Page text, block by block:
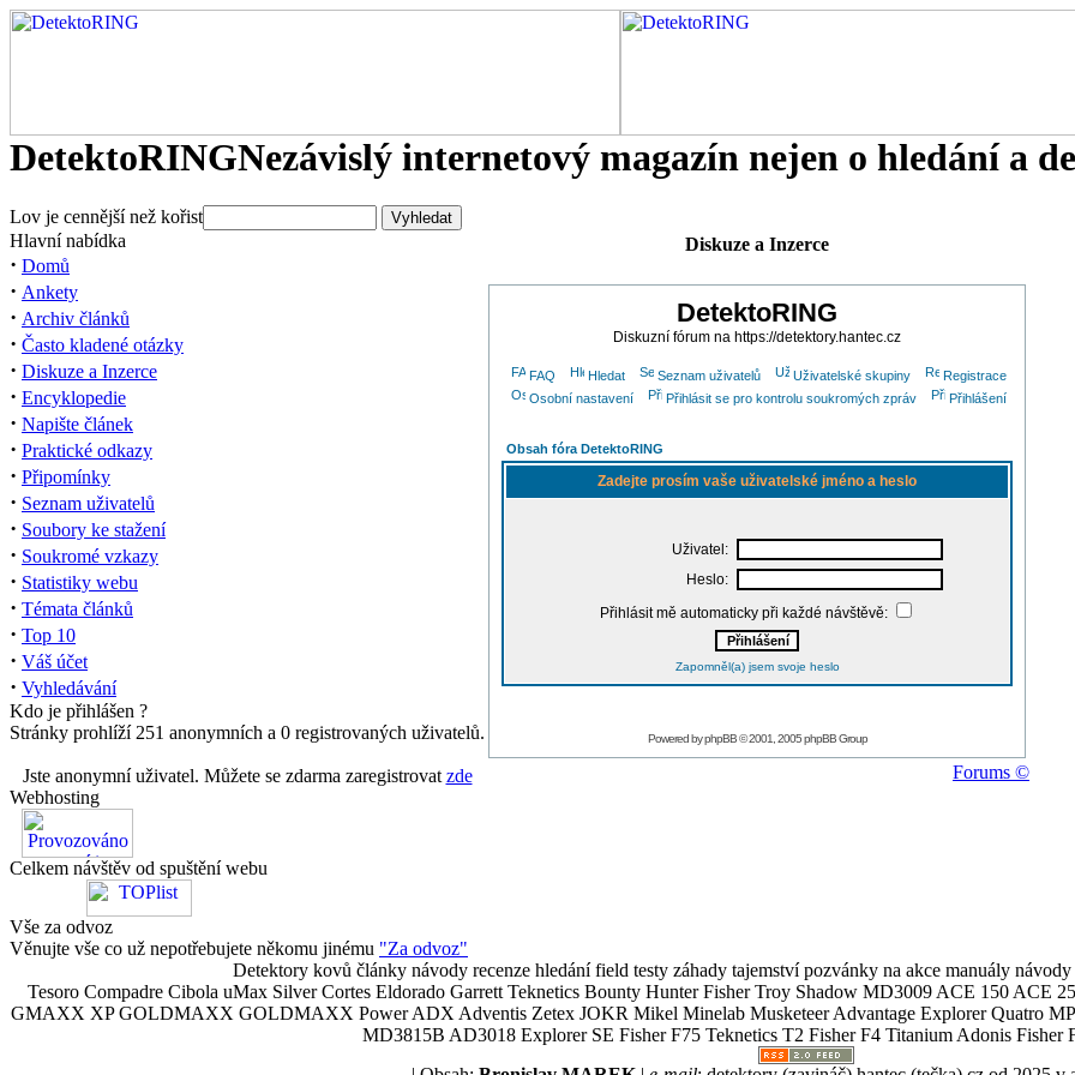
DetektoRINGNezávislý internetový magazín nejen o hledání a
Lov je cennější než kořist
Hlavní nabídka
· Domů
· Ankety
· Archiv článků
· Často kladené otázky
· Diskuze a Inzerce
· Encyklopedie
· Napište článek
· Praktické odkazy
· Připomínky
· Seznam uživatelů
· Soubory ke stažení
· Soukromé vzkazy
· Statistiky webu
· Témata článků
· Top 10
· Váš účet
· Vyhledávání
Kdo je přihlášen ?
Stránky prohlíží 251 anonymních a 0 registrovaných uživatelů.
Jste anonymní uživatel. Můžete se zdarma zaregistrovat zde
Webhosting
Celkem návštěv od spuštění webu
Vše za odvoz
Věnujte vše co už nepotřebujete někomu jinému "Za odvoz"
Diskuze a Inzerce
DetektoRING
Diskuzní fórum na https://detektory.hantec.cz
FAQ Hledat Seznam uživatelů Uživatelské skupiny
Registrace
Osobní nastavení
Přihlásit se pro kontrolu soukromých zpráv Přihlášení
Obsah fóra DetektoRING
Zadejte prosím vaše uživatelské jméno a heslo
Uživatel:
Heslo:
Přihlásit mě automaticky při každé návštěvě:
Zapomněl(a) jsem svoje heslo
Powered byphpBB© 2001, 2005 phpBB Group
Forums ©
Detektory kovů články návody recenze hledání field testy záhady tajemství pozvánky na akce manuály
Tesoro Compadre Cibola uMax Silver Cortes Eldorado Garrett Teknetics Bounty Hunter Fisher Troy Shadow MD3009 ACE 150 ACE
GMAXX XP GOLDMAXX GOLDMAXX Power ADX Adventis Zetex JOKR Mikel Minelab Musketeer Advantage Explorer Quatro
MD3815B AD3018 Explorer SE Fisher F75 Teknetics T2 Fisher F4 Titanium Adonis Fisher